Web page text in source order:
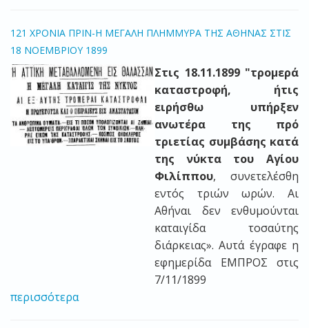
121 ΧΡΟΝΙΑ ΠΡΙΝ-H ΜΕΓΑΛΗ ΠΛΗΜΜΥΡΑ ΤΗΣ ΑΘΗΝΑΣ ΣΤΙΣ
18 ΝΟΕΜΒΡΙΟΥ 1899
Στις 18.11.1899 "τρομερά
καταστροφή, ήτις
ειρήσθω υπήρξεν
ανωτέρα της πρό
τριετίας συμβάσης κατά
της νύκτα του Αγίου
Φιλίππου, συνετελέσθη
εντός τριών ωρών. Αι
Αθήναι δεν ενθυμούνται
καταιγίδα τοσαύτης
διάρκειας». Αυτά έγραφε η
εφημερίδα ΕΜΠΡΟΣ στις
7/11/1899
περισσότερα